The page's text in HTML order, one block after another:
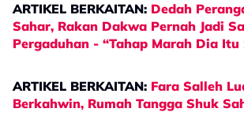
ARTIKEL BERKAITAN: Dedah
Sahar, Rakan Dakwa Pernah Jadi
Pergaduhan - “Tahap Marah Dia Itu
ARTIKEL BERKAITAN: Fara Salleh
Berkahwin, Rumah Tangga Shuk